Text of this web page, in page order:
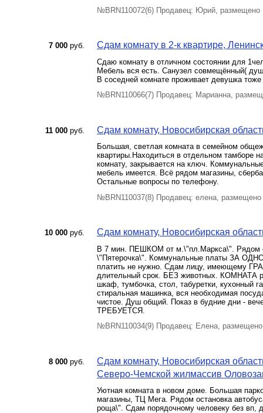
№BRN110072(6) Продавец: Юрий, размещено
7 000 руб. Сдам комнату в 2-к квартире,
Сдаю комнату в отличном состоянии для
Мебель вся есть. Санузел совмещённый(
В соседней комнате проживает девушка тоже
№BRN110066(7) Продавец: Марианна,
11 000 руб. Сдам комнату, Новосибирская
Большая, светлая комната в семейном
квартиры.Находиться в отдельном тамборе
комнату, закрывается на ключ.
мебель имеется. Всё рядом магазины,
Остальные вопросы по телефону.
№BRN110037(8) Продавец: елена,
10 000 руб. Сдам комнату, Новосибирская
В 7 мин. ПЕШКОМ от м.\"пл.Маркса\". Рядом
\"Пятерочка\". Коммунальные платы ЗА
платить не нужно. Сдам лицу, имеющему
длительный срок. БЕЗ животных.
шкаф, тумбочка, стол, табуретки, кухонный
стиральная машинка, вся необходимая
чистое. Душ общий. Показ в будние дни -
ТРЕБУЕТСЯ.
№BRN110034(9) Продавец: Елена,
8 000 руб.
Сдам комнату, Новосибирская
Северо-Чемской жилмассив
Уютная комната в новом доме. Большая
магазины, ТЦ Мега. Рядом остановка
роща\". Сдам порядочному человеку без вп,